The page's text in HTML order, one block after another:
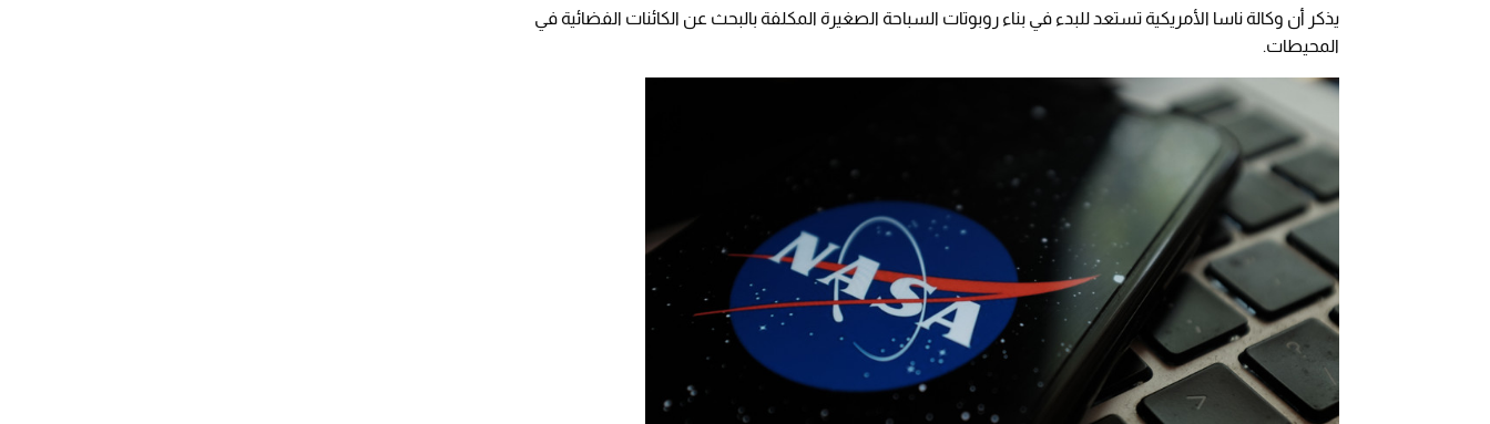
يذكر أن وكالة ناسا الأمريكية تستعد للبدء في بناء روبوتات السباحة الصغيرة المكلفة بالبحث عن الكائنات الفضائية في
المحيطات.